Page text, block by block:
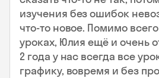
изучения без ошибок
что-то новое. Помимо
уроках, Юлия ещё и очень
2 года у нас всегда все
графику, вовремя и без